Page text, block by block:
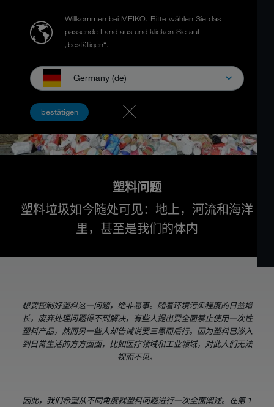
Willkommen bei MEIKO. Bitte wählen Sie das
passende Land aus und klicken Sie auf
„bestätigen“.
Germany (de)
bestätigen
塑料问题
塑料垃圾如今随处可见：地上，河流和海洋
里，甚至是我们的体内
想要控制好塑料这一问题，绝非易事。随着环境污染程度的日益增
长，废弃处理问题得不到解决，有些人提出要全面禁止使用一次性
塑料产品，然而另一些人却告诫说要三思而后行。因为塑料已渗入
到日常生活的方方面面，比如医疗领域和工业领域，对此人们无法
视而不见。
因此，我们希望从不同角度就塑料问题进行一次全面阐述。在第 1